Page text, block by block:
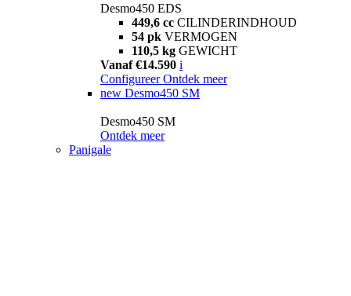
Desmo450 EDS
449,6 cc CILINDERINDHOUD
54 pk VERMOGEN
110,5 kg GEWICHT
Vanaf €14.590 i
Configureer Ontdek meer
new Desmo450 SM
Desmo450 SM
Ontdek meer
Panigale